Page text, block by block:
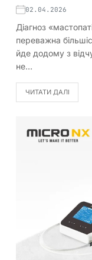
02.04.2026
Діагноз
переважна
йде додому з
не…
ЧИТАТИ ДАЛІ